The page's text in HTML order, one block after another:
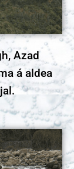
Azad
á aldea